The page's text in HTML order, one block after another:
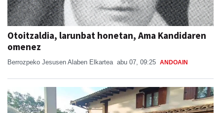
Otoitzaldia, larunbat honetan, Ama Kandidaren
omenez
Berrozpeko Jesusen Alaben Elkartea abu 07, 09:25 ANDOAIN